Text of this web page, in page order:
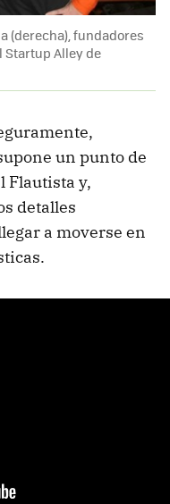
(derecha), fundadores
Startup Alley de
un punto de
Flautista y,
detalles
a moverse en